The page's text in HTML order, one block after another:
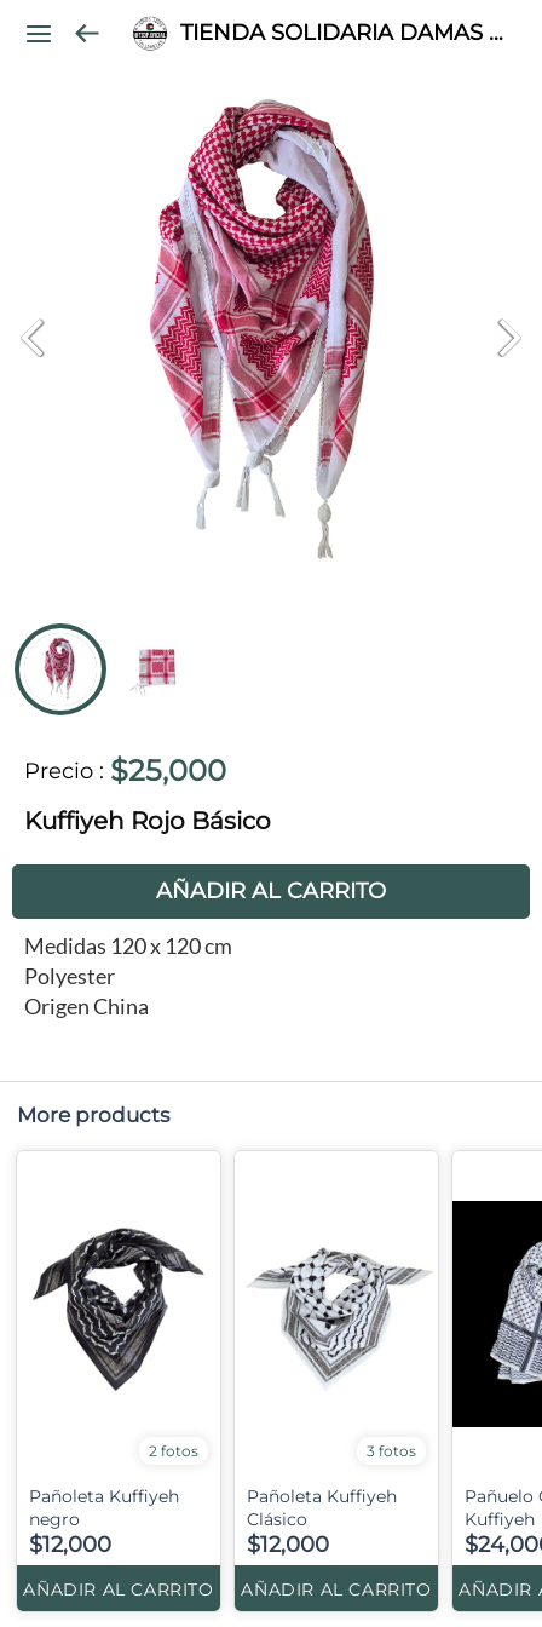
TIENDA SOLIDARIA DAMAS PALESTINAS
Precio : $25,000
Kuffiyeh Rojo Básico
AÑADIR AL CARRITO
Medidas 120 x 120 cm
Polyester
Origen China
More products
2 fotos
Pañoleta Kuffiyeh
negro
$12,000
AÑADIR AL CARRITO
3 fotos
Pañoleta Kuffiyeh
Clásico
$12,000
AÑADIR AL CARRITO
Pañuelo
Kuffiyeh
AÑADIR